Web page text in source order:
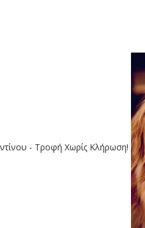
- Τροφή Χωρίς Κλήρωση!